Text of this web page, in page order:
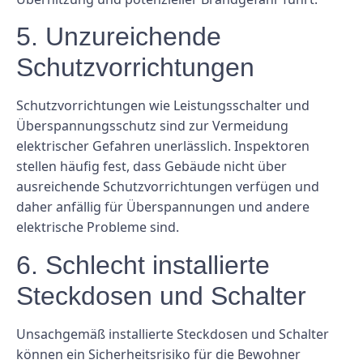
5. Unzureichende
Schutzvorrichtungen
Schutzvorrichtungen wie Leistungsschalter und
Überspannungsschutz sind zur Vermeidung
elektrischer Gefahren unerlässlich. Inspektoren
stellen häufig fest, dass Gebäude nicht über
ausreichende Schutzvorrichtungen verfügen und
daher anfällig für Überspannungen und andere
elektrische Probleme sind.
6. Schlecht installierte
Steckdosen und Schalter
Unsachgemäß installierte Steckdosen und Schalter
können ein Sicherheitsrisiko für die Bewohner